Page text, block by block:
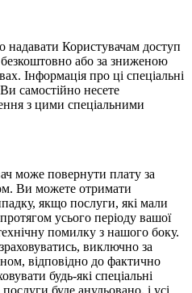
Користувачам доступ
або за зниженою
Інформація про ці спеціальні
самостійно несете
з цими спеціальними
може повернути плату за
Ви можете отримати
якщо послуги, які мали
усього періоду вашої
помилку з нашого боку.
виключно за
відповідно до фактично
будь-які спеціальні
буде анульовано, і усі